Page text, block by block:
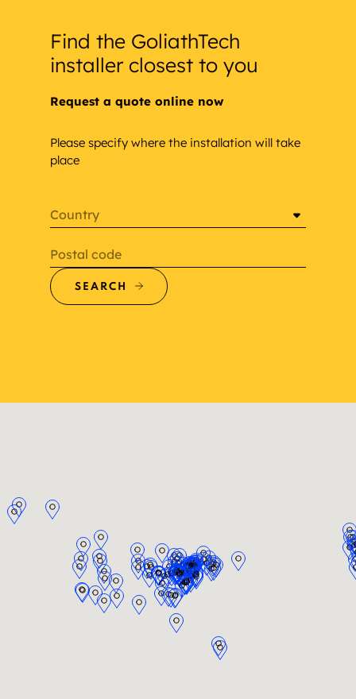
Find the GoliathTech
installer closest to you
Request a quote online now
Please specify where the installation will take
place
Country
Postal code
SEARCH